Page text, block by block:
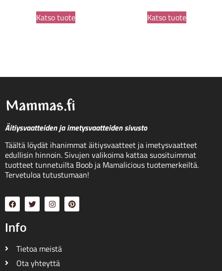
Katso tuote Katso tuote
Äitiysvaatteiden ja imetysvaatteiden sivusto
Täältä löydät ihanimmat äitiysvaatteet ja imetysvaatteet
edullisin hinnoin. Sivujen valikoima kattaa suosituimmat
tuotteet tunnetuilta Boob ja Mamalicious tuotemerkeiltä.
Tervetuloa tutustumaan!
Info
Tietoa meistä
Ota yhteyttä